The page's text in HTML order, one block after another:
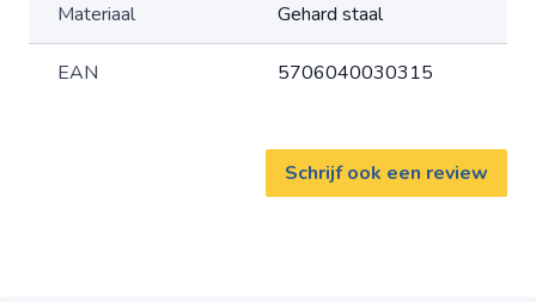
Materiaal Gehard staal
EAN 5706040030315
Schrijf ook een review